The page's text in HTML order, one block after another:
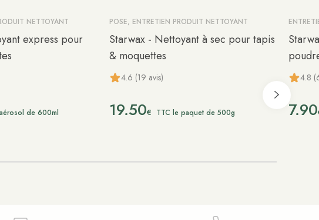
NETTOYANT
express pour
de 600ml
POSE, ENTRETIEN PRODUIT NETTOYANT
Starwax - Nettoyant à sec pour tapis
& moquettes
4.6 (19 avis)
19.50€ TTC le paquet de 500g
4.8
7.90